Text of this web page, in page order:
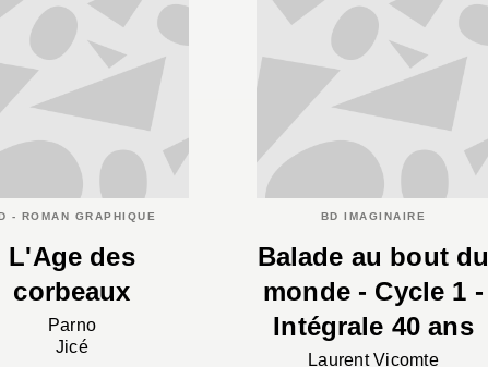
- ROMAN GRAPHIQUE
L'Age des
corbeaux
Parno
Jicé
BD IMAGINAIRE
Balade au bout du
monde - Cycle 1 -
Intégrale 40 ans
Laurent Vicomte